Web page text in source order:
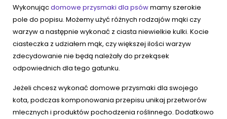
Wykonującdomowe przysmaki dla psówmamy szerokie
pole do popisu. Możemy użyć różnych rodzajów mąki czy
warzyw a następnie wykonać z ciasta niewielkie kulki. Kocie
ciasteczka z udziałem mąk, czy większej ilości warzyw
zdecydowanie nie będą należały do przekąsek
odpowiednich dla tego gatunku.
Jeżeli chcesz wykonać domowe przysmaki dla swojego
kota, podczas komponowania przepisu unikaj przetworów
mlecznych i produktów pochodzenia roślinnego. Dodatkowo